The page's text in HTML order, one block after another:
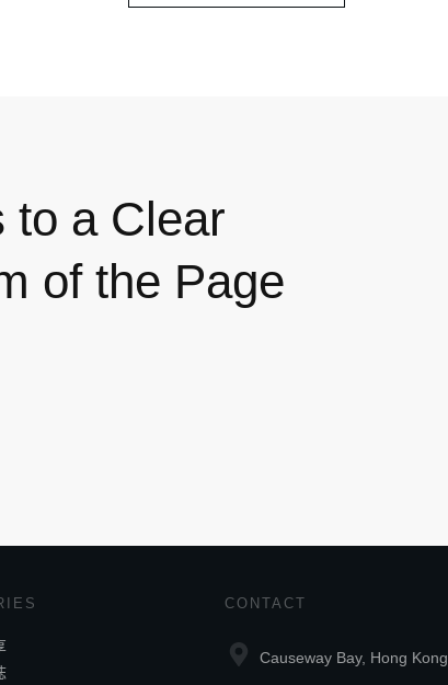
to a Clear
of the Page
CONTACT
Causeway Bay, Hong Kong